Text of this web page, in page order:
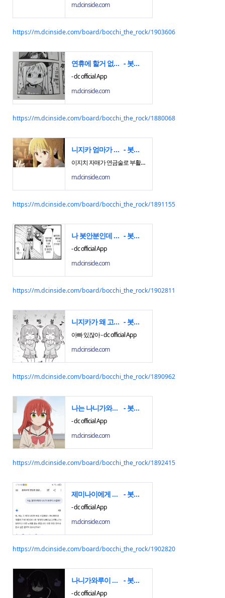
m.dcinside.com
https://m.dcinside.com/board/bocchi_the_rock/1903606
연휴에 할거 없어서 니지카 음해글마다 개추누르는중 - 봇치 더 락 마이너 갤러리
- dc official App
m.dcinside.com
https://m.dcinside.com/board/bocchi_the_rock/1880068
니지카 엄마가 살아있는 이유 - 봇치 더 락 마이너 갤러리
이지치 자매가 연금술로 부활시킴 - dc official App
m.dcinside.com
https://m.dcinside.com/board/bocchi_the_rock/1891155
나 봇안분인데 니지카가 왜 고아임? 시모키타자와의 대천사 아님? - 봇치 더 락 마이너 갤러리
- dc official App
m.dcinside.com
https://m.dcinside.com/board/bocchi_the_rock/1902811
니지카가 왜 고아임? - 봇치 더 락 마이너 갤러리
아빠 있잖아 - dc official App
m.dcinside.com
https://m.dcinside.com/board/bocchi_the_rock/1890962
나는 나니가와루이 노래 좋아서 스킵 안함 - 봇치 더 락 마이너 갤러리
- dc official App
m.dcinside.com
https://m.dcinside.com/board/bocchi_the_rock/1892415
제미나이에게 나니가와루이 스킵하냐고 물어봄 - 봇치 더 락 마이너 갤러리
- dc official App
m.dcinside.com
https://m.dcinside.com/board/bocchi_the_rock/1902820
나니가와루이 스킵하는 이유가 뭐임? - 봇치 더 락 마이너 갤러리
- dc official App